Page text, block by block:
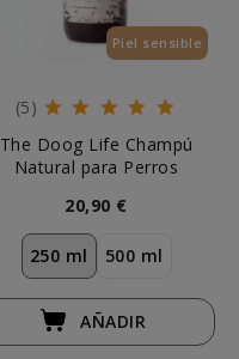
Piel sensible
(5)
The Doog Life Champú
Natural para Perros
20,90 €
250 ml 500 ml
AÑADIR